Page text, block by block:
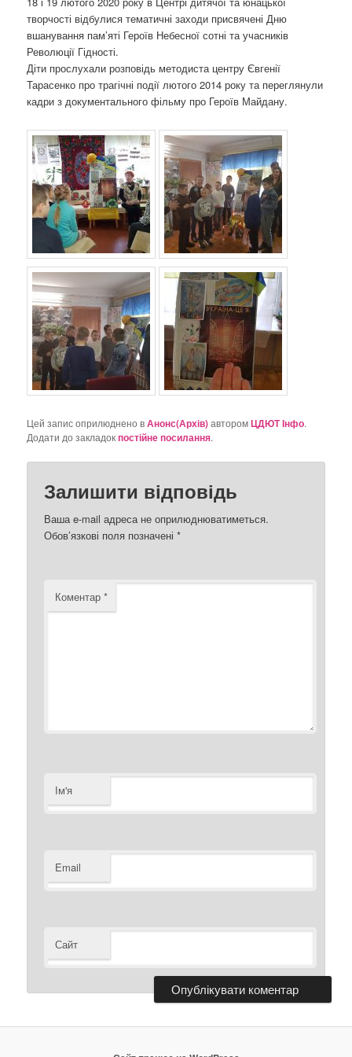
о
з
а
и
с
а
творчості відбулися тематичні заходи присвячені Дню
вшанування пам’яті Героїв Небесної сотні та учасників
Революції Гідності.
Діти прослухали розповідь методиста центру Євгенії
Тарасенко про трагічні події лютого 2014 року та переглянули
кадри з документального фільму про Героїв Майдану.
Цей запис оприлюднено вАнонс(Архів)авторомЦДЮТ Інфо.
Додати до закладокпостійне посилання.
Залишити відповідь
Ваша e-mail адреса не оприлюднюватиметься.
Обов’язкові поля позначені*
Коментар*
Ім'я
Email
Сайт